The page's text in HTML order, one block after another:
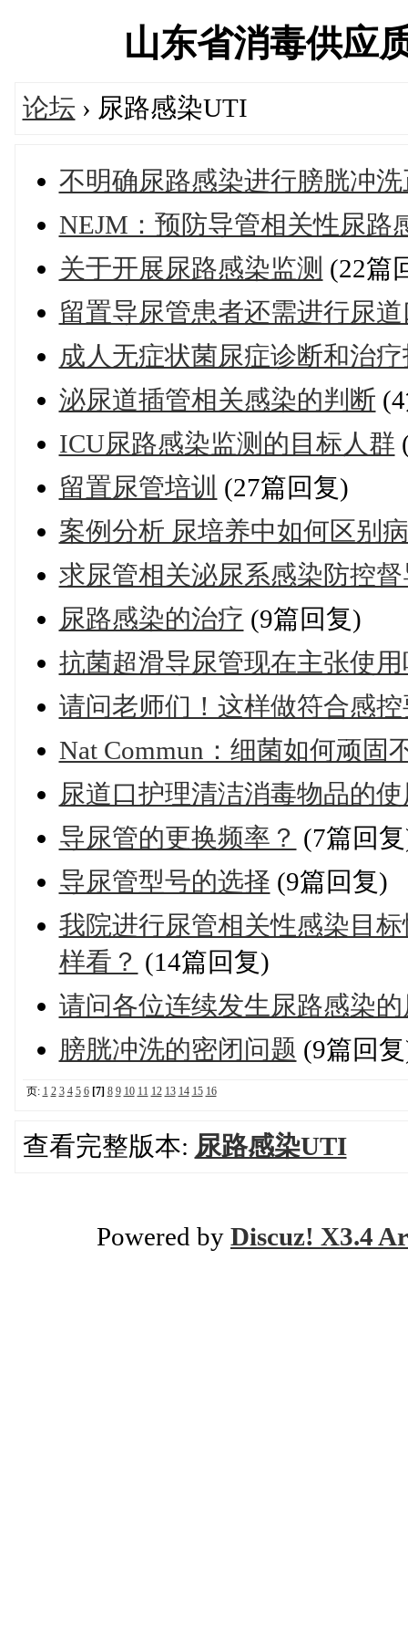
山东省消毒供应
论坛 › 尿路感染UTI
不明确尿路感染进行膀胱冲
NEJM：预防导管相关性尿路
关于开展尿路感染监测 (22篇
留置导尿管患者还需进行尿
成人无症状菌尿症诊断和治
泌尿道插管相关感染的判断
ICU尿路感染监测的目标人群
留置尿管培训 (27篇回复)
案例分析 尿培养中如何区别
求尿管相关泌尿系感染防控
尿路感染的治疗 (9篇回复)
抗菌超滑导尿管现在主张使
请问老师们！这样做符合感
Nat Commun：细菌如何顽固
尿道口护理清洁消毒物品的使
导尿管的更换频率？ (7篇回
导尿管型号的选择 (9篇回复)
我院进行尿管相关性感染目
样看？ (14篇回复)
请问各位连续发生尿路感染
膀胱冲洗的密闭问题 (9篇回
页: 1 2 3 4 5 6 [7] 8 9 10 11 12 13 14 15 16
查看完整版本: 尿路感染UTI
Powered by Discuz! X3.4